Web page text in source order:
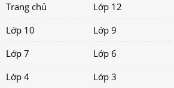
Trang chủ Lớp 12
Lớp 10
Lớp 9
Lớp 7
Lớp 6
Lớp 4
Lớp 3